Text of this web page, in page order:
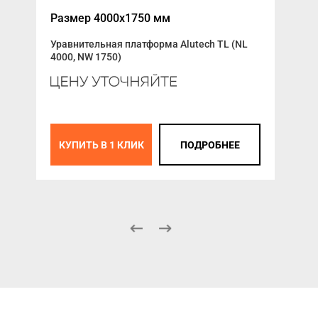
Размер 4000x1750 мм
Уравнительная платформа Alutech TL (NL
4000, NW 1750)
КУПИТЬ В 1 КЛИК ПОДРОБНЕЕ